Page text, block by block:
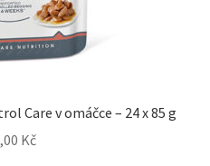
Care v omáčce – 24 x 85 g
Kč